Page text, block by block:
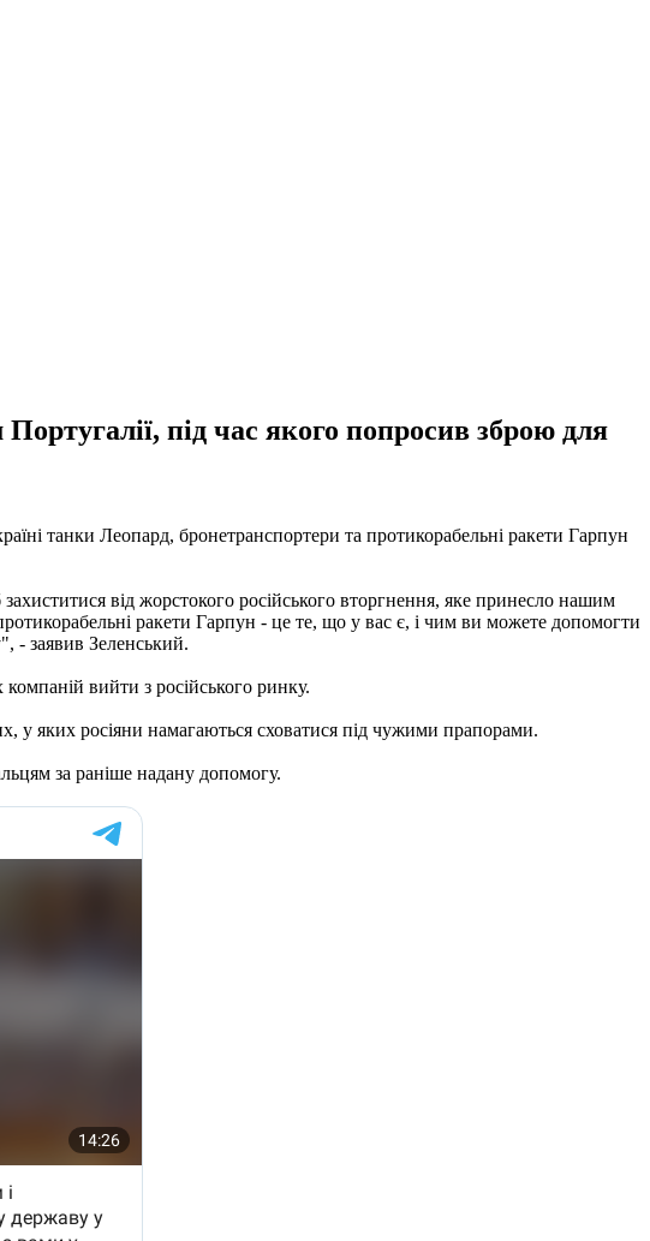
під час якого попросив зброю для
танки Леопард, бронетранспортери та протикорабельні ракети Гарпун
від жорстокого російського вторгнення, яке принесло нашим
ракети Гарпун - це те, що у вас є, і чим ви можете допомогти
- заявив Зеленський.
вийти з російського ринку.
у яких росіяни намагаються сховатися під чужими прапорами.
за раніше надану допомогу.